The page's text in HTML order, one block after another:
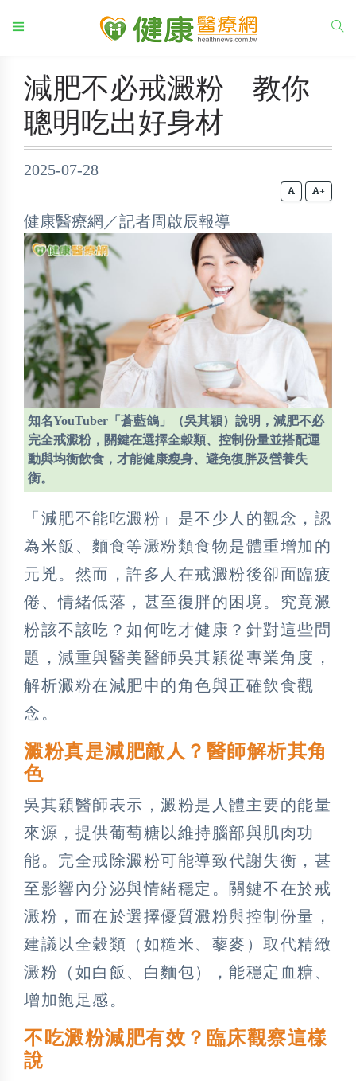
減肥不必戒澱粉 教你
聰明吃出好身材
2025-07-28
+
健康醫療網／記者周啟辰報導
知名YouTuber「蒼藍鴿」（吳其穎）說明，減肥不必
完全戒澱粉，關鍵在選擇全穀類、控制份量並搭配運
動與均衡飲食，才能健康瘦身、避免復胖及營養失
衡。
「減肥不能吃澱粉」是不少人的觀念，認
為米飯、麵食等澱粉類食物是體重增加的
元兇。然而，許多人在戒澱粉後卻面臨疲
倦、情緒低落，甚至復胖的困境。究竟澱
粉該不該吃？如何吃才健康？針對這些問
題，減重與醫美醫師吳其穎從專業角度，
解析澱粉在減肥中的角色與正確飲食觀
念。
澱粉真是減肥敵人？醫師解析其角
色
吳其穎醫師表示，澱粉是人體主要的能量
來源，提供葡萄糖以維持腦部與肌肉功
能。完全戒除澱粉可能導致代謝失衡，甚
至影響內分泌與情緒穩定。關鍵不在於戒
澱粉，而在於選擇優質澱粉與控制份量，
建議以全穀類（如糙米、藜麥）取代精緻
澱粉（如白飯、白麵包），能穩定血糖、
增加飽足感。
不吃澱粉減肥有效？臨床觀察這樣
說